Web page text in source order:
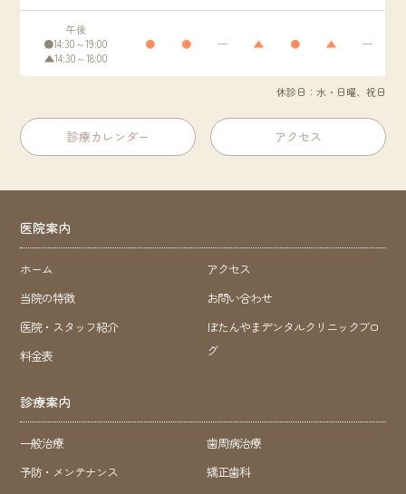
午後
●14:30～19:00
▲14:30～18:00
● ● ─ ▲ ● ▲ ─
休診日：水・日曜、祝日
診療カレンダー アクセス
医院案内
ホーム
当院の特徴
医院・スタッフ紹介
料金表
アクセス
お問い合わせ
ぼたんやまデンタルクリニックブロ
グ
診療案内
一般治療
予防・メンテナンス
歯周病治療
矯正歯科